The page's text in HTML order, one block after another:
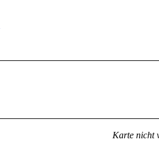
Karte nicht